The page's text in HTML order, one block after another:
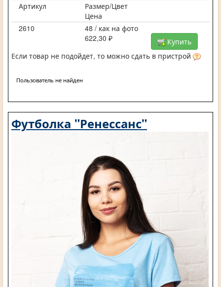
Артикул
Размер/Цвет
Цена
2610
48 / как на фото
622,30 ₽
Купить
Если товар не подойдет, то можно сдать в пристрой
Пользователь не найден
Футболка "Ренессанс"